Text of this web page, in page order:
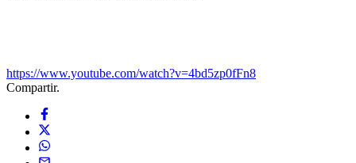
https://www.youtube.com/watch?v=4bd5zp0fFn8
Compartir.